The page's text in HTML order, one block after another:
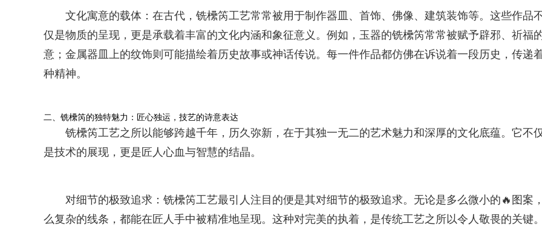
文化寓意的载体：在古代，铣欙笍工艺常常被用于制作器皿、首饰、佛像、建筑装饰等。这些作品
仅是物质的呈现，更是承载着丰富的文化内涵和象征意义。例如，玉器的铣欙笍常常被赋予辟邪、祈福
意；金属器皿上的纹饰则可能描绘着历史故事或神话传说。每一件作品都仿佛在诉说着一段历史，传递
种精神。
二、铣欙笍的独特魅力：匠心独运，技艺的诗意表达
铣欙笍工艺之所以能够跨越千年，历久弥新，在于其独一无二的艺术魅力和深厚的文化底蕴。它不
是技术的展现，更是匠人心血与智慧的结晶。
对细节的极致追求：铣欙笍工艺最引人注目的便是其对细节的极致追求。无论是多么微小的🔥图案
么复杂的线条，都能在匠人手中被精准地呈现。这种对完美的执着，是传统工艺之所以令人敬畏的关键